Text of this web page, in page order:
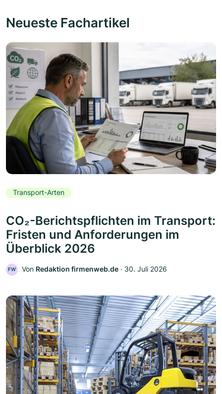
Neueste Fachartikel
Transport-Arten
CO₂-Berichtspflichten im Transport:
Fristen und Anforderungen im
Überblick 2026
FW Von Redaktion firmenweb.de ‧ 30. Juli 2026